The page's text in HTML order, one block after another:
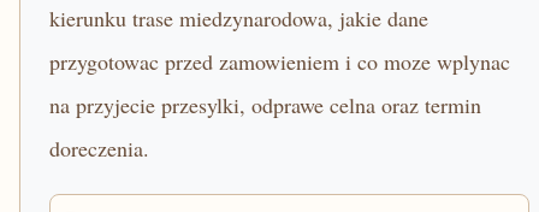
kierunku trase miedzynarodowa, jakie dane
przygotowac przed zamowieniem i co moze wplynac
na przyjecie przesylki, odprawe celna oraz termin
doreczenia.